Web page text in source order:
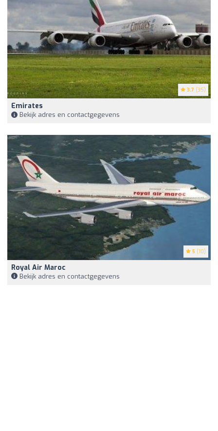
3.7 (35)
Emirates
Bekijk adres en contactgegevens
5 (10)
Royal Air Maroc
Bekijk adres en contactgegevens